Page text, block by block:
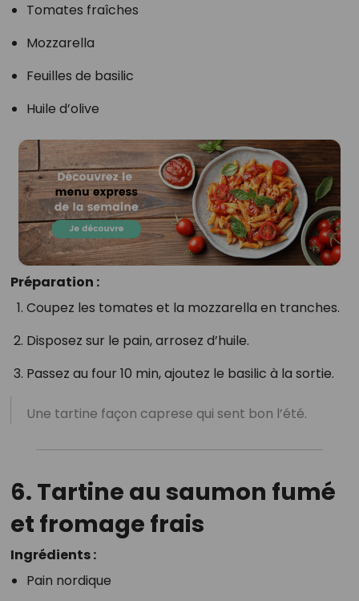
Tomates fraîches
Mozzarella
Feuilles de basilic
Huile d’olive
Préparation :
Coupez les tomates et la mozzarella en tranches.
Disposez sur le pain, arrosez d’huile.
Passez au four 10 min, ajoutez le basilic à la sortie.
Une tartine façon caprese qui sent bon l’été.
6. Tartine au saumon fumé
et fromage frais
Ingrédients :
Pain nordique